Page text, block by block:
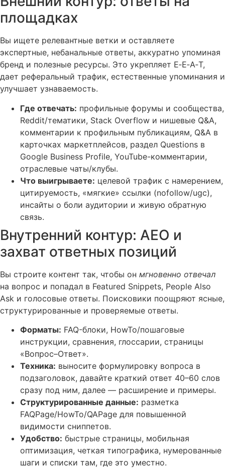
площадках
Вы ищете релевантные ветки и оставляете
экспертные, небанальные ответы, аккуратно упоминая
бренд и полезные ресурсы. Это укрепляет E‑E‑A‑T,
дает реферальный трафик, естественные упоминания и
улучшает узнаваемость.
Где отвечать: профильные форумы и сообщества,
Reddit/тематики, Stack Overflow и нишевые Q&A,
комментарии к профильным публикациям, Q&A в
карточках маркетплейсов, раздел Questions в
Google Business Profile, YouTube-комментарии,
отраслевые чаты/клубы.
Что выигрываете: целевой трафик с намерением,
цитируемость, «мягкие» ссылки (nofollow/ugc),
инсайты о боли аудитории и живую обратную
связь.
Внутренний контур: AEO и
захват ответных позиций
Вы строите контент так, чтобы он мгновенно отвечал
на вопрос и попадал в Featured Snippets, People Also
Ask и голосовые ответы. Поисковики поощряют ясные,
структурированные и проверяемые ответы.
Форматы: FAQ-блоки, HowTo/пошаговые
инструкции, сравнения, глоссарии, страницы
«Вопрос–Ответ».
Техника: выносите формулировку вопроса в
подзаголовок, давайте краткий ответ 40–60 слов
сразу под ним, далее — расширение и примеры.
Структурированные данные: разметка
FAQPage/HowTo/QAPage для повышенной
видимости сниппетов.
Удобство: быстрые страницы, мобильная
оптимизация, четкая типографика, нумерованные
шаги и списки там, где это уместно.